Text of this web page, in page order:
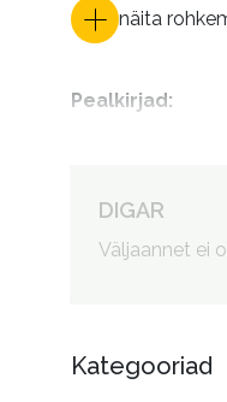
näita
Pealkirjad:
Autorid:
DIGAR
Väljaannet ei
Kategooriad